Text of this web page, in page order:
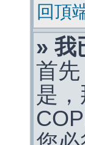
回頂
» 我
首
是